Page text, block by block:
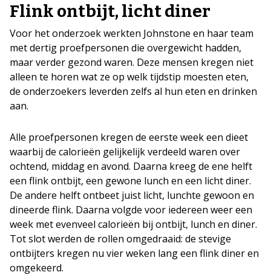
Flink ontbijt, licht diner
Voor het onderzoek werkten Johnstone en haar team
met dertig proefpersonen die overgewicht hadden,
maar verder gezond waren. Deze mensen kregen niet
alleen te horen wat ze op welk tijdstip moesten eten,
de onderzoekers leverden zelfs al hun eten en drinken
aan.
Alle proefpersonen kregen de eerste week een dieet
waarbij de calorieën gelijkelijk verdeeld waren over
ochtend, middag en avond. Daarna kreeg de ene helft
een flink ontbijt, een gewone lunch en een licht diner.
De andere helft ontbeet juist licht, lunchte gewoon en
dineerde flink. Daarna volgde voor iedereen weer een
week met evenveel calorieën bij ontbijt, lunch en diner.
Tot slot werden de rollen omgedraaid: de stevige
ontbijters kregen nu vier weken lang een flink diner en
omgekeerd.